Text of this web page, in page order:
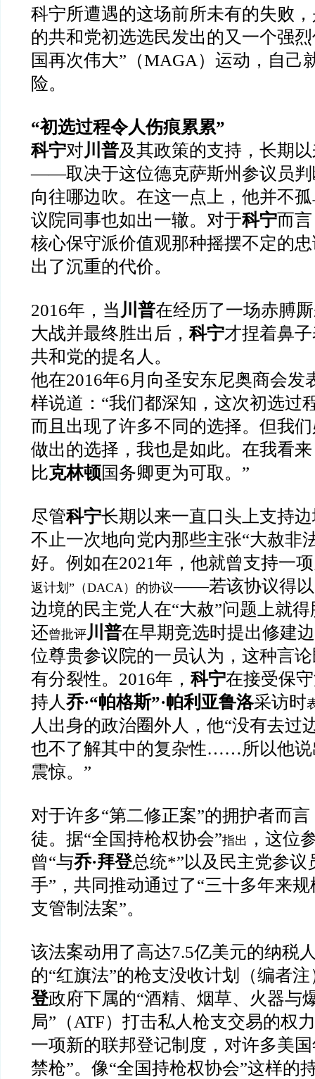
科宁所遭遇的这场前所未有的失败
的共和党初选选民发出的又一个强
国再次伟大”（MAGA）运动，自己
险。
“初选过程令人伤痕累累”
科宁对川普及其政策的支持，长期
——取决于这位德克萨斯州参议员判
向往哪边吹。在这一点上，他并不
议院同事也如出一辙。对于科宁而
核心保守派价值观那种摇摆不定的
出了沉重的代价。
2016年，当 川普在经历了一场赤膊
大战并最终胜出后， 科宁才捏着鼻
共和党的提名人。
他在2016年6月向圣安东尼奥商会发
样说道：“我们都深知，这次初选过
而且出现了许多不同的选择。但我
做出的选择，我也是如此。在我看
比克林顿国务卿更为可取。”
尽管科宁长期以来一直口头上支持
不止一次地向党内那些主张“大赦非
好。例如在2021年，他就曾支持一
返计划”（DACA）的协议——若该协议得以
边境的民主党人在“大赦”问题上就
还曾批评 川普在早期竞选时提出修建
位尊贵参议院的一员认为，这种言
有分裂性。2016年， 科宁在接受保
持人乔·“帕格斯”·帕利亚鲁洛采访时
人出身的政治圈外人，他“没有去过
也不了解其中的复杂性……所以他说
震惊。”
对于许多“第二修正案”的拥护者而言
徒。据“全国持枪权协会”指出
，这位
曾“与乔·拜登总统*”以及民主党参议
手”，共同推动通过了“三十多年来
支管制法案”。
该法案动用了高达7.5亿美元的纳税
的“红旗法”的枪支没收计划（编者
登政府下属的“酒精、烟草、火器与
局”（ATF）打击私人枪支交易的权
一项新的联邦登记制度，对许多美
禁枪”。像“全国持枪权协会”这样的